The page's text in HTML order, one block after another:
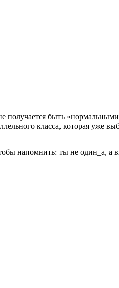
получается быть
класса, которая уже
напомнить: ты не один_а, а